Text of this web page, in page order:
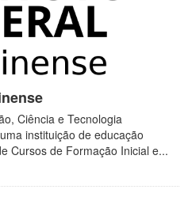
Ciência e Tecnologia
instituição de educação
Cursos de Formação Inicial e...